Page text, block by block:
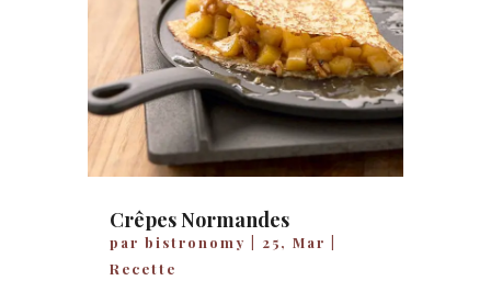
Crêpes Normandes
par bistronomy 25, Mar
Recette